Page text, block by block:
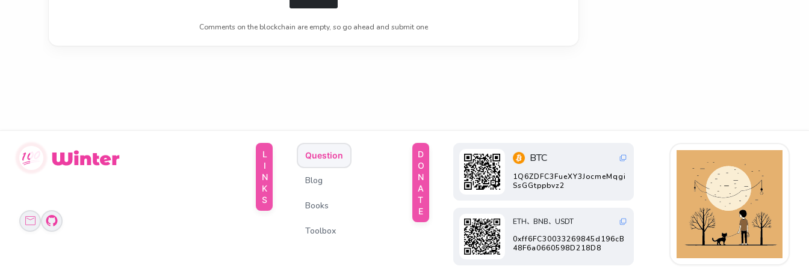
Comments on the blockchain are empty, so go ahead and submit one
LINKS Question
Blog
Books
Toolbox
DONATE BTC
1Q6ZDFC3FueXY3JocmeMqgi
SsGGtppbvz2
ETH、BNB、USDT
0xff6FC30033269845d196cB
48F6a0660598D218D8